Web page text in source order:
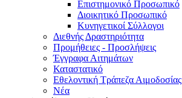
Επιστημονικό Προσωπικό
Διοικητικό Προσωπικό
Κυνηγετικοί Σύλλογοι
Διεθνής Δραστηριότητα
Προμήθειες - Προσλήψεις
Έγγραφα Αιτημάτων
Καταστατικό
Εθελοντική Τράπεζα Αιμοδοσίας
Νέα